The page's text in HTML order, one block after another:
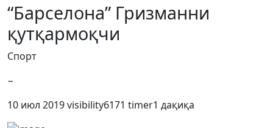
“Барселона” Гризманни
қутқармоқчи
Спорт
−
10 июл 2019visibility6171 timer1 дақиқа